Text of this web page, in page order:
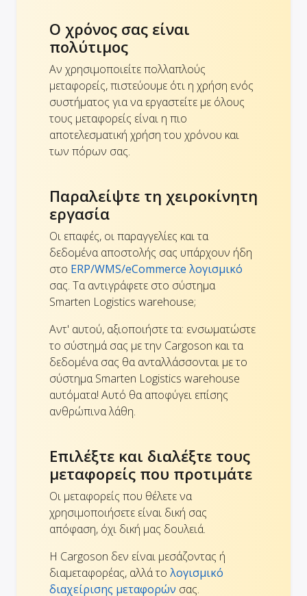
Ο χρόνος σας είναι
πολύτιμος
Αν χρησιμοποιείτε πολλαπλούς
μεταφορείς, πιστεύουμε ότι η χρήση ενός
συστήματος για να εργαστείτε με όλους
τους μεταφορείς είναι η πιο
αποτελεσματική χρήση του χρόνου και
των πόρων σας.
Παραλείψτε τη χειροκίνητη
εργασία
Οι επαφές, οι παραγγελίες και τα
δεδομένα αποστολής σας υπάρχουν ήδη
στο ERP/WMS/eCommerce λογισμικό
σας. Τα αντιγράφετε στο σύστημα
Smarten Logistics warehouse;
Αντ' αυτού, αξιοποιήστε τα: ενσωματώστε
το σύστημά σας με την Cargoson και τα
δεδομένα σας θα ανταλλάσσονται με το
σύστημα Smarten Logistics warehouse
αυτόματα! Αυτό θα αποφύγει επίσης
ανθρώπινα λάθη.
Επιλέξτε και διαλέξτε τους
μεταφορείς που προτιμάτε
Οι μεταφορείς που θέλετε να
χρησιμοποιήσετε είναι δική σας
απόφαση, όχι δική μας δουλειά.
Η Cargoson δεν είναι μεσάζοντας ή
διαμεταφορέας, αλλά το λογισμικό
διαχείρισης μεταφορών σας.